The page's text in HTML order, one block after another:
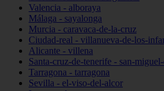
Valencia - alboraya
Málaga - sayalonga
Murcia - caravaca-de-la-cruz
Ciudad-real - villanueva-de-los-
Alicante - villena
Santa-cruz-de-tenerife - san-
Tarragona - tarragona
Sevilla - el-viso-del-alcor